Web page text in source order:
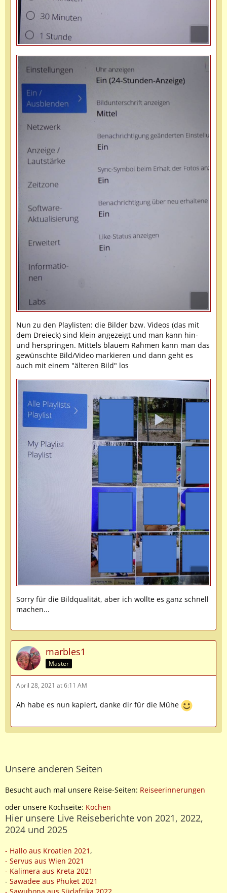
Nun zu den Playlisten: die Bilder bzw. Videos (das mit
dem Dreieck) sind klein angezeigt und man kann hin-
und herspringen. Mittels blauem Rahmen kann man das
gewünschte Bild/Video markieren und dann geht es
auch mit einem "älteren Bild" los
Sorry für die Bildqualität, aber ich wollte es ganz schnell
machen...
marbles1
Master
April 28, 2021 at 6:11 AM
Ah habe es nun kapiert, danke dir für die Mühe
Unsere anderen Seiten
Besucht auch mal unsere Reise-Seiten: Reiseerinnerungen
oder unsere Kochseite: Kochen
Hier unsere Live Reiseberichte von 2021, 2022,
2024 und 2025
- Hallo aus Kroatien 2021 ,
- Servus aus Wien 2021
- Kalimera aus Kreta 2021
- Sawadee aus Phuket 2021